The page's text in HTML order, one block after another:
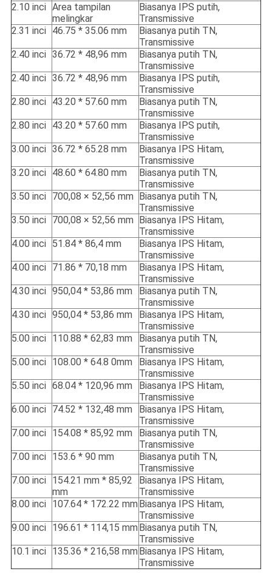
2.10 inci Area tampilan
melingkar
Biasanya IPS putih,
Transmissive
2.31 inci 46.75 * 35.06 mm
Biasanya putih TN,
Transmissive
2.40 inci 36.72 * 48,96 mm
Biasanya putih TN,
Transmissive
2.40 inci 36.72 * 48,96 mm
Biasanya IPS putih,
Transmissive
2.80 inci 43.20 * 57.60 mm
Biasanya putih TN,
Transmissive
2.80 inci 43.20 * 57.60 mm
Biasanya IPS putih,
Transmissive
3.00 inci 36.72 * 65.28 mm
Biasanya IPS Hitam,
Transmissive
3.20 inci 48.60 * 64.80 mm
Biasanya putih TN,
Transmissive
3.50 inci 700,08 × 52,56 mm Biasanya putih TN,
Transmissive
3.50 inci 700,08 × 52,56 mm Biasanya IPS Hitam,
Transmissive
4.00 inci 51.84 * 86,4 mm
Biasanya IPS Hitam,
Transmissive
4.00 inci 71.86 * 70,18 mm
Biasanya IPS Hitam,
Transmissive
4.30 inci 950,04 * 53,86 mm
Biasanya putih TN,
Transmissive
4.30 inci 950,04 * 53,86 mm
Biasanya IPS Hitam,
Transmissive
5.00 inci 110.88 * 62,83 mm
Biasanya putih TN,
Transmissive
5.00 inci 108.00 * 64.8 0mm
Biasanya IPS Hitam,
Transmissive
5.50 inci 68.04 * 120,96 mm
Biasanya IPS Hitam,
Transmissive
6.00 inci 74.52 * 132,48 mm
Biasanya IPS Hitam,
Transmissive
7.00 inci 154.08 * 85,92 mm
Biasanya putih TN,
Transmissive
7.00 inci 153.6 * 90 mm
Biasanya putih TN,
Transmissive
7.00 inci 154.21 mm * 85,92
mm
Biasanya IPS Hitam,
Transmissive
8.00 inci 107.64 * 172.22 mm Biasanya IPS Hitam,
Transmissive
9.00 inci 196.61 * 114,15 mm Biasanya putih TN,
Transmissive
10.1 inci 135.36 * 216,58 mm Biasanya IPS Hitam,
Transmissive